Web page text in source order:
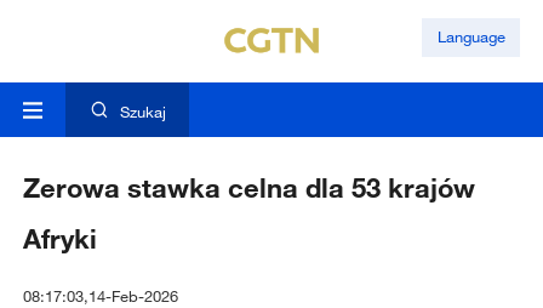
Language
Szukaj
Zerowa stawka celna dla 53 krajów
Afryki
08:17:03,14-Feb-2026